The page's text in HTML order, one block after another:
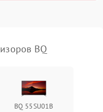
BQ
BQ 55SU01B